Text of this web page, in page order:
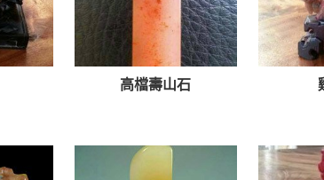
高檔壽山石